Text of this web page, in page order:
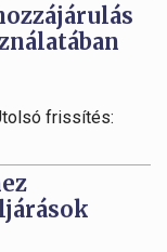
frissítés: